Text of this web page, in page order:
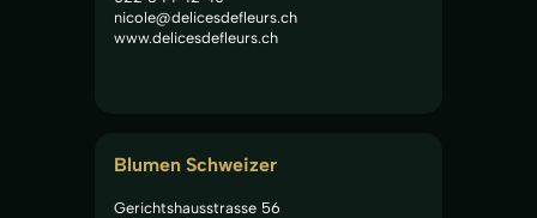
nicole@delicesdefleurs.ch
www.delicesdefleurs.ch
Blumen Schweizer
Gerichtshausstrasse 56